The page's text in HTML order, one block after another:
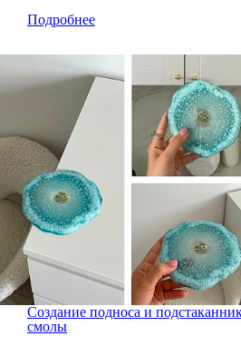
Подробнее
Создание подноса и
смолы